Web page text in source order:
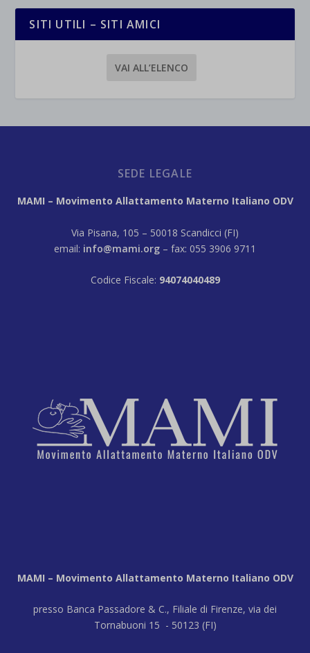
SITI UTILI – SITI AMICI
VAI ALL’ELENCO
SEDE LEGALE
MAMI – Movimento Allattamento Materno Italiano ODV
Via Pisana, 105 – 50018 Scandicci (FI)
email: info@mami.org – fax: 055 3906 9711
Codice Fiscale: 94074040489
MAMI – Movimento Allattamento Materno Italiano ODV
presso Banca Passadore & C., Filiale di Firenze, via dei
Tornabuoni 15 - 50123 (FI)